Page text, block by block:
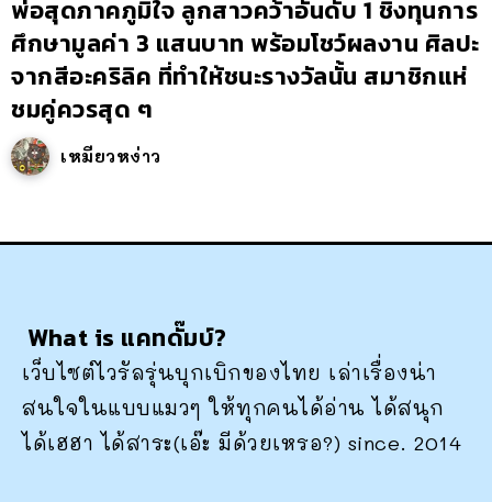
พ่อสุดภาคภูมิใจ ลูกสาวคว้าอันดับ 1 ชิงทุนการ
ศึกษามูลค่า 3 แสนบาท พร้อมโชว์ผลงาน ศิลปะ
จากสีอะคริลิค ที่ทำให้ชนะรางวัลนั้น สมาชิกแห่
ชมคู่ควรสุด ๆ
เหมียวหง่าว
What is แคทดั๊มบ์?
เว็บไซต์ไวรัลรุ่นบุกเบิกของไทย เล่าเรื่องน่า
สนใจในแบบแมวๆ ให้ทุกคนได้อ่าน ได้สนุก
ได้เฮฮา ได้สาระ(เอ๊ะ มีด้วยเหรอ?) since. 2014